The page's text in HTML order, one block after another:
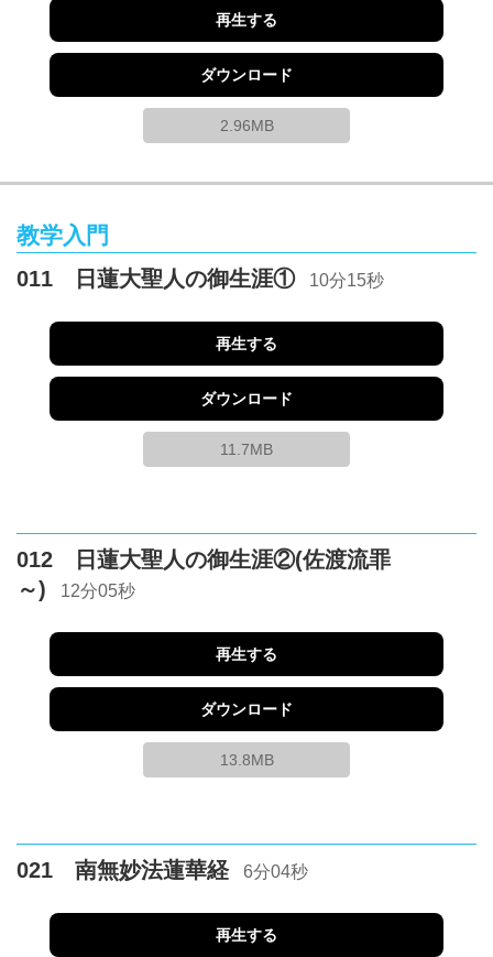
再生する
ダウンロード
2.96MB
教学入門
011 日蓮大聖人の御生涯① 10分15秒
再生する
ダウンロード
11.7MB
012 日蓮大聖人の御生涯②(佐渡流罪
～)
12分05秒
再生する
ダウンロード
13.8MB
021 南無妙法蓮華経 6分04秒
再生する